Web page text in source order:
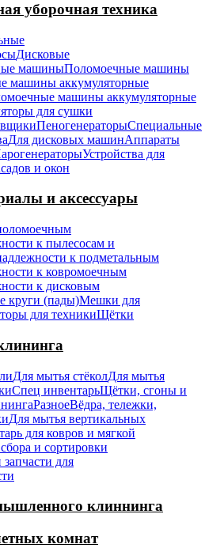
уборочная техника
Дисковые
машиныПоломоечные машины
машины аккумуляторные
машины аккумуляторные
для сушки
ПеногенераторыСпециальные
Для дисковых машинАппараты
Устройства для
и окон
и аксессуары
к пылесосам и
к подметальным
к ковромоечным
к дисковым
круги (пады)Мешки для
для техникиЩётки
Для мытья стёколДля мытья
Спец инвентарьЩётки, сгоны и
РазноеВёдра, тележки,
Для мытья вертикальных
для ковров и мягкой
и сортировки
для
клиннинга
комнат